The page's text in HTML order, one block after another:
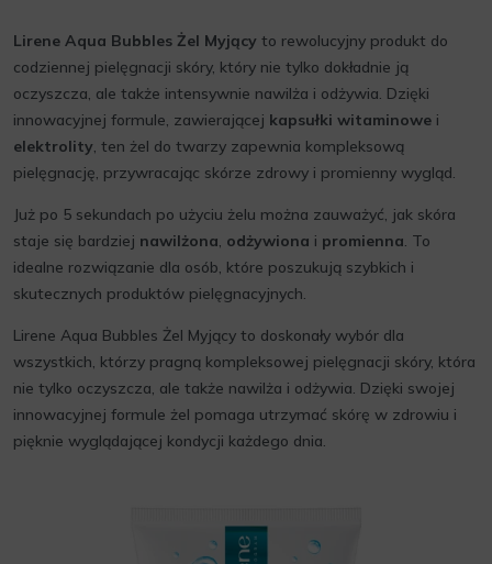
Lirene Aqua Bubbles Żel Myjący to rewolucyjny produkt do
codziennej pielęgnacji skóry, który nie tylko dokładnie ją
oczyszcza, ale także intensywnie nawilża i odżywia. Dzięki
innowacyjnej formule, zawierającej kapsułki witaminowe i
elektrolity, ten żel do twarzy zapewnia kompleksową
pielęgnację, przywracając skórze zdrowy i promienny wygląd.
Już po 5 sekundach po użyciu żelu można zauważyć, jak skóra
staje się bardziej nawilżona, odżywiona i promienna. To
idealne rozwiązanie dla osób, które poszukują szybkich i
skutecznych produktów pielęgnacyjnych.
Lirene Aqua Bubbles Żel Myjący to doskonały wybór dla
wszystkich, którzy pragną kompleksowej pielęgnacji skóry, która
nie tylko oczyszcza, ale także nawilża i odżywia. Dzięki swojej
innowacyjnej formule żel pomaga utrzymać skórę w zdrowiu i
pięknie wyglądającej kondycji każdego dnia.